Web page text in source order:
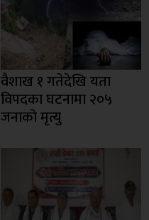
वैशाख १ गतेदेखि यता
विपदका घटनामा २०५
जनाको मृत्यु